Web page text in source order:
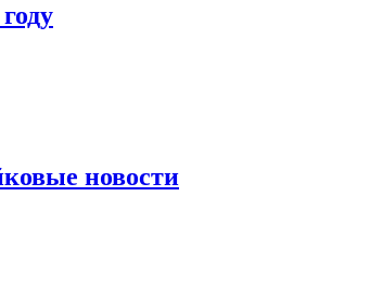
новости